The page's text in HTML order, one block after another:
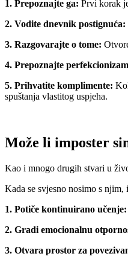
1. Prepoznajte ga: Prvi korak
2. Vodite dnevnik postignuća:
3. Razgovarajte o tome:
4. Prepoznajte
5. Prihvatite komplimente:
spuštanja vlastitog uspjeha.
Može li imposter
Kao i mnogo drugih stvari u
Kada se svjesno nosimo s
1. Potiče kontinuirano učenje:
2. Gradi emocionalnu
3. Otvara prostor za